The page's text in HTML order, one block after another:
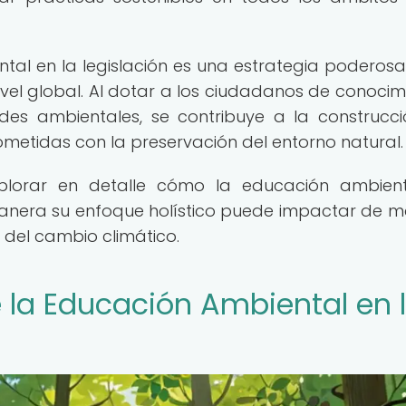
en la legislación es una estrategia
global. Al dotar a los ciudadanos de
ambientales, se contribuye a la
con la preservación del entorno natural.
en detalle cómo la educación
su enfoque holístico puede impactar de
cambio climático.
Educación Ambiental en